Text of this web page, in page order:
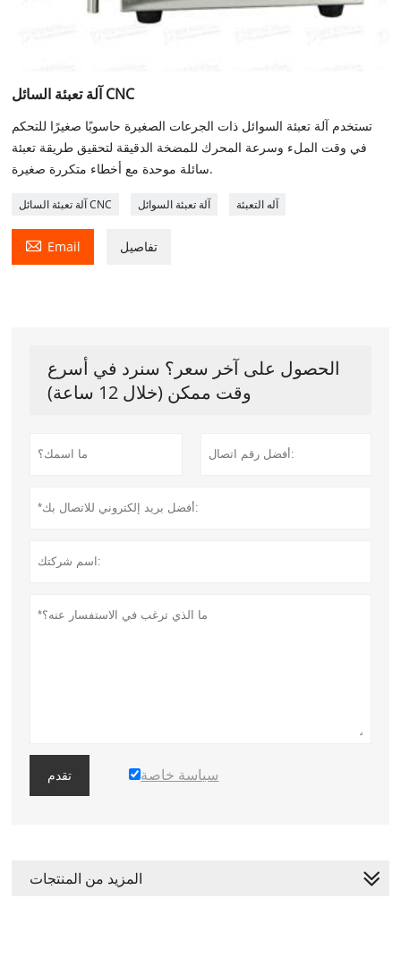
آلة تعبئة السائل CNC
تستخدم آلة تعبئة السوائل ذات الجرعات الصغيرة حاسوبًا صغيرًا للتحكم
في وقت الملء وسرعة المحرك للمضخة الدقيقة لتحقيق طريقة تعبئة
سائلة موحدة مع أخطاء متكررة صغيرة.
آلة تعبئة السائل CNC آلة تعبئة السوائل آله التعبئة
 Email تفاصيل
الحصول على آخر سعر؟ سنرد في أسرع
وقت ممكن (خلال 12 ساعة)
تقدم سياسة خاصة
المزيد من المنتجات